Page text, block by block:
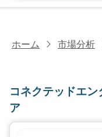
ホーム 市場分析
コネクテッドエ
ア